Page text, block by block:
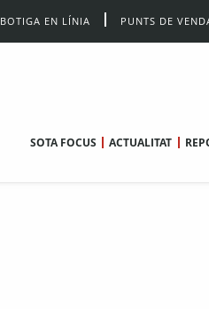
BOTIGA EN LÍNIA PUNTS DE
SOTA FOCUS ACTUALITAT